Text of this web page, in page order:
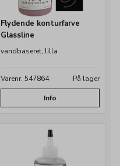
Flydende konturfarve
Glassline
vandbaseret, lilla
Varenr. 547864 På lager
Info